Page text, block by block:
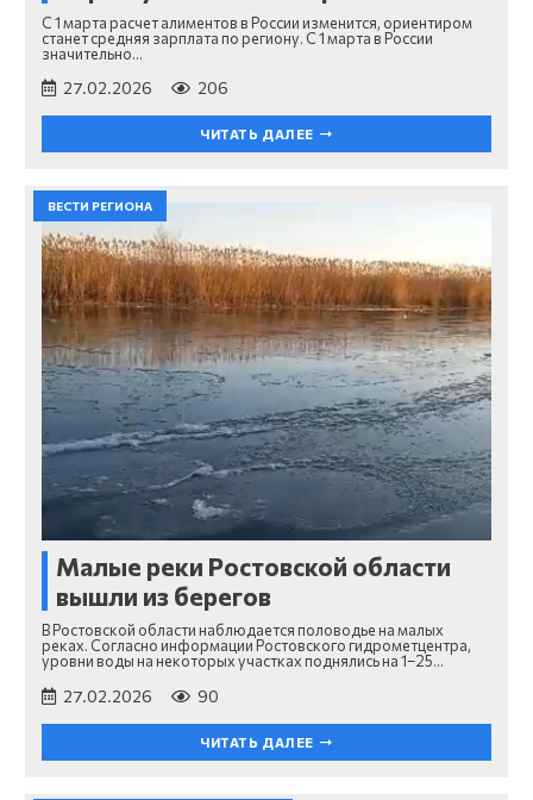
С 1 марта расчет алиментов в России изменится, ориентиром
станет средняя зарплата по региону. С 1 марта в России
значительно…
27.02.2026 206
ЧИТАТЬ ДАЛЕЕ
ВЕСТИ РЕГИОНА
Малые реки Ростовской области
вышли из берегов
В Ростовской области наблюдается половодье на малых
реках. Согласно информации Ростовского гидрометцентра,
уровни воды на некоторых участках поднялись на 1–25…
27.02.2026 90
ЧИТАТЬ ДАЛЕЕ